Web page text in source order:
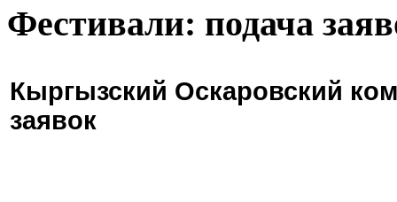
Фестивали: подача
Кыргызский Оскаровский
заявок